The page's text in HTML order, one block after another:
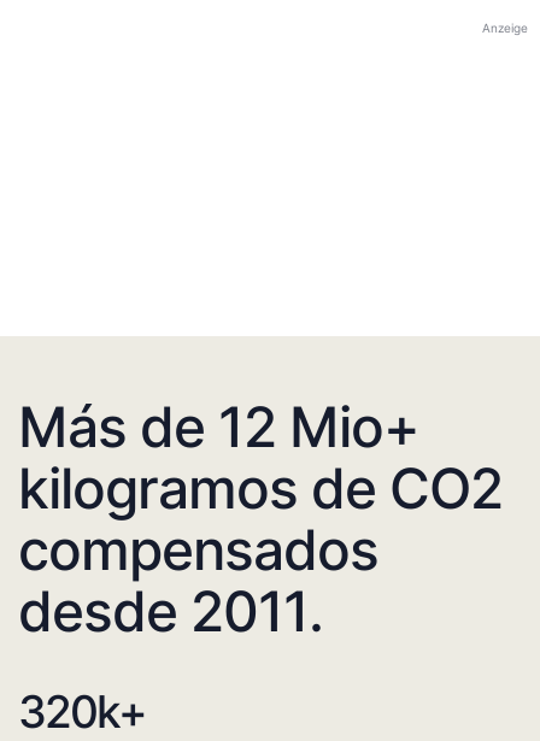
Anzeige
Más de 12 Mio+
kilogramos de CO2
compensados
desde 2011.
320k+